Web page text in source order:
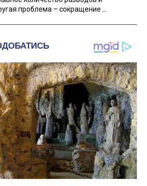
проблема – сокращение ...